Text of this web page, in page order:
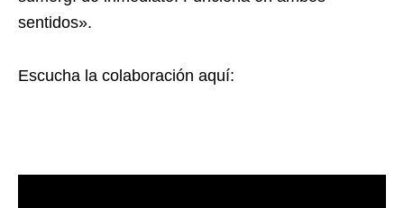
sentidos».
Escucha la colaboración aquí: